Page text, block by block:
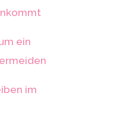
ein
im